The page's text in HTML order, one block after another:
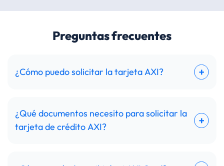
Preguntas frecuentes
¿Cómo puedo solicitar la tarjeta AXI?
¿Qué documentos necesito para solicitar la
tarjeta de crédito AXI?